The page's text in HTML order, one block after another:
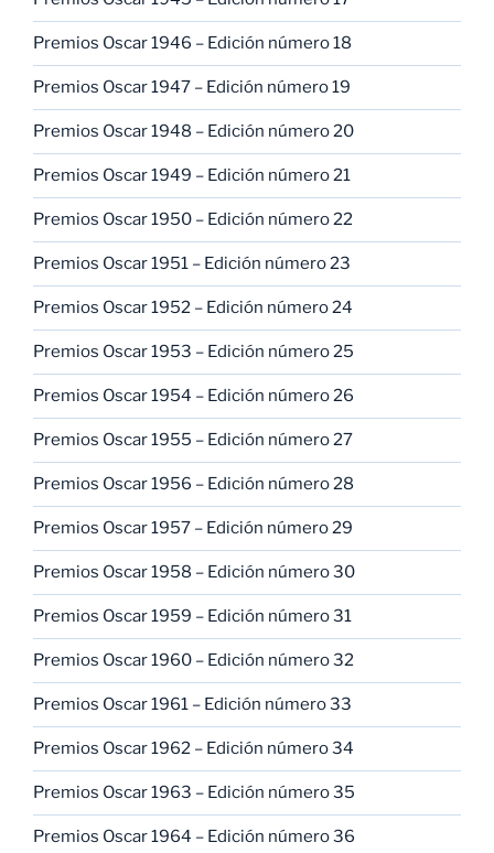
Premios Oscar 1946 – Edición número 18
Premios Oscar 1947 – Edición número 19
Premios Oscar 1948 – Edición número 20
Premios Oscar 1949 – Edición número 21
Premios Oscar 1950 – Edición número 22
Premios Oscar 1951 – Edición número 23
Premios Oscar 1952 – Edición número 24
Premios Oscar 1953 – Edición número 25
Premios Oscar 1954 – Edición número 26
Premios Oscar 1955 – Edición número 27
Premios Oscar 1956 – Edición número 28
Premios Oscar 1957 – Edición número 29
Premios Oscar 1958 – Edición número 30
Premios Oscar 1959 – Edición número 31
Premios Oscar 1960 – Edición número 32
Premios Oscar 1961 – Edición número 33
Premios Oscar 1962 – Edición número 34
Premios Oscar 1963 – Edición número 35
Premios Oscar 1964 – Edición número 36